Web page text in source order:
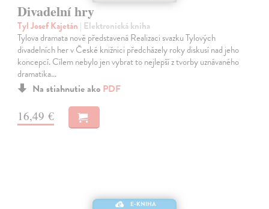
Divadelní hry
Tyl Josef Kajetán | Elektronická kniha
Tylova dramata nově představená Realizaci svazku Tylových
divadelních her v České knižnici předcházely roky diskusí nad jeho
koncepcí. Cílem nebylo jen vybrat to nejlepší z tvorby uznávaného
dramatika…
Na stiahnutie ako PDF
16,49 €
E-KNIHA